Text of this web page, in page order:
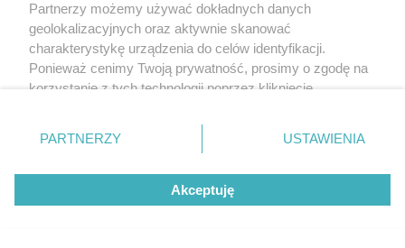
Partnerzy możemy używać dokładnych danych
geolokalizacyjnych oraz aktywnie skanować
charakterystykę urządzenia do celów identyfikacji.
Ponieważ cenimy Twoją prywatność, prosimy o zgodę na
korzystanie z tych technologii poprzez kliknięcie
zmienić/wycofać klikając przycisk ustawień prywatności
znajdujący się w lewym dolnym rogu strony
rodzaje przetwarzania danych nie wymagają zgody
użytkownika, ale masz prawo sprzeciwić się takiemu
przetwarzaniu. Preferencje będą miały zastosowanie tylko
PARTNERZY USTAWIENIA
Akceptuję